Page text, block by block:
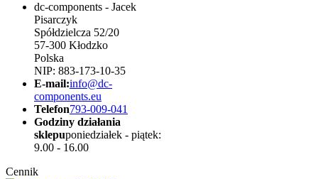
dc-components - Jacek
Pisarczyk
Spółdzielcza 52/20
57-300 Kłodzko
Polska
NIP: 883-173-10-35
E-mail:info@dc-
components.eu
Telefon793-009-041
Godziny działania
sklepuponiedziałek - piątek:
9.00 - 16.00
Cennik